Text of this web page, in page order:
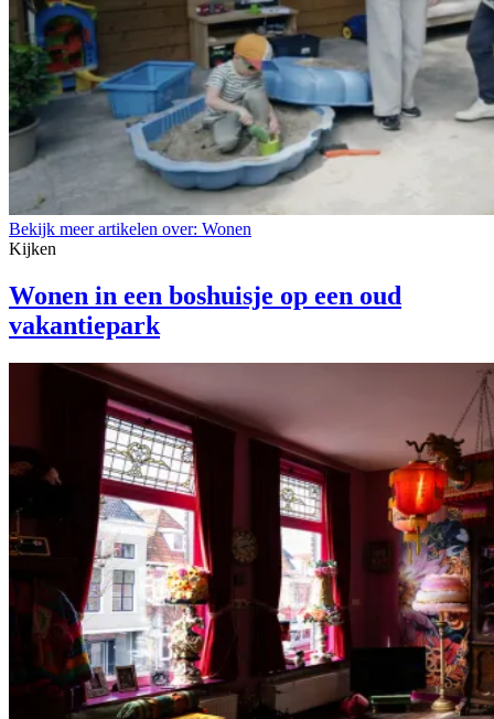
Bekijk meer artikelen over: Wonen
Kijken
Wonen in een boshuisje op een oud
vakantiepark